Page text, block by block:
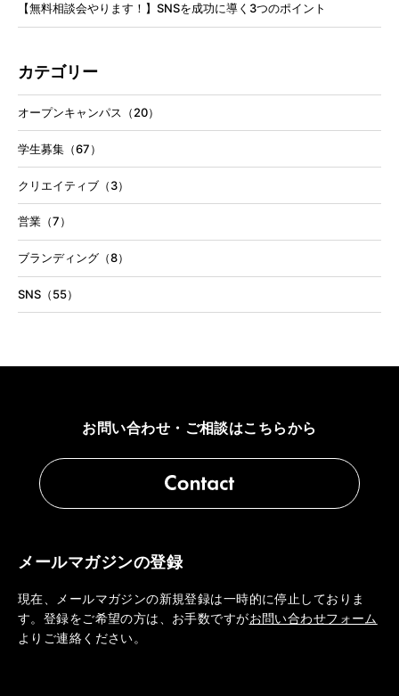
【無料相談会やります！】SNSを成功に導く3つのポイント
カテゴリー
オープンキャンパス（20）
学生募集（67）
クリエイティブ（3）
営業（7）
ブランディング（8）
SNS（55）
お問い合わせ・ご相談はこちらから
メールマガジンの登録
現在、メールマガジンの新規登録は一時的に停止しておりま
す。登録をご希望の方は、お手数ですがお問い合わせフォーム
よりご連絡ください。